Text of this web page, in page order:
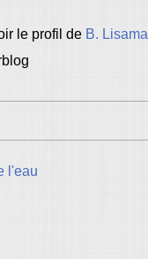
le profil de B. Lisama
l'eau